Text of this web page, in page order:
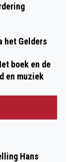
het Gelders
boek en de
en muziek
Hans